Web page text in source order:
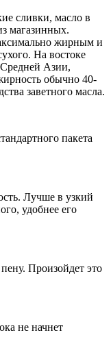
сливки, масло в
магазинных.
жирным и
На востоке
Средней Азии,
обычно 40-
заветного масла.
пакета
Лучше в узкий
удобнее его
Произойдет это
не начнет